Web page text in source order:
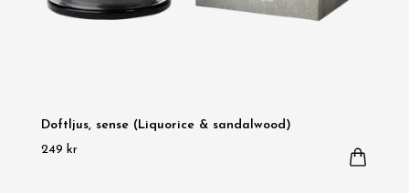
Doftljus, sense (Liquorice & sandalwood)
249 kr